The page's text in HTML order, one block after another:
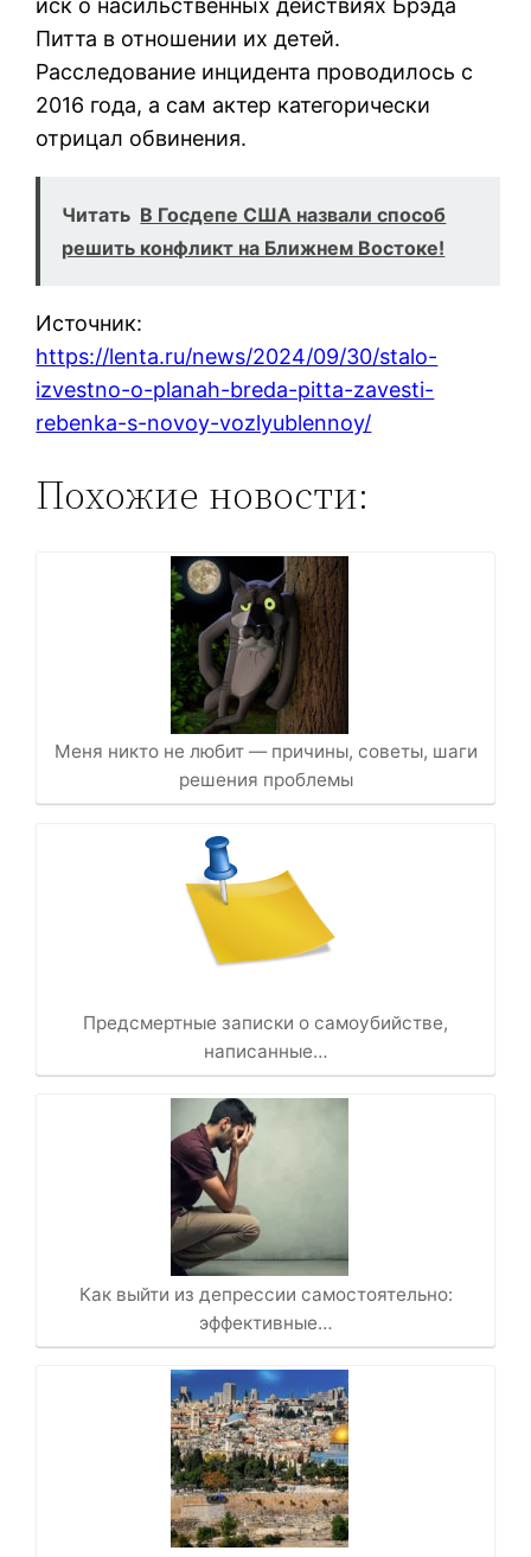
иск о насильственных действиях Брэда
Питта в отношении их детей.
Расследование инцидента проводилось с
2016 года, а сам актер категорически
отрицал обвинения.
Читать В Госдепе США назвали способ
решить конфликт на Ближнем Востоке!
Источник:
https://lenta.ru/news/2024/09/30/stalo-
izvestno-o-planah-breda-pitta-zavesti-
rebenka-s-novoy-vozlyublennoy/
Похожие новости:
Меня никто не любит — причины, советы, шаги
решения проблемы
Предсмертные записки о самоубийстве,
написанные…
Как выйти из депрессии самостоятельно:
эффективные…